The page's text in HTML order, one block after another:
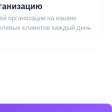
организации на нашем
клиентов каждый день